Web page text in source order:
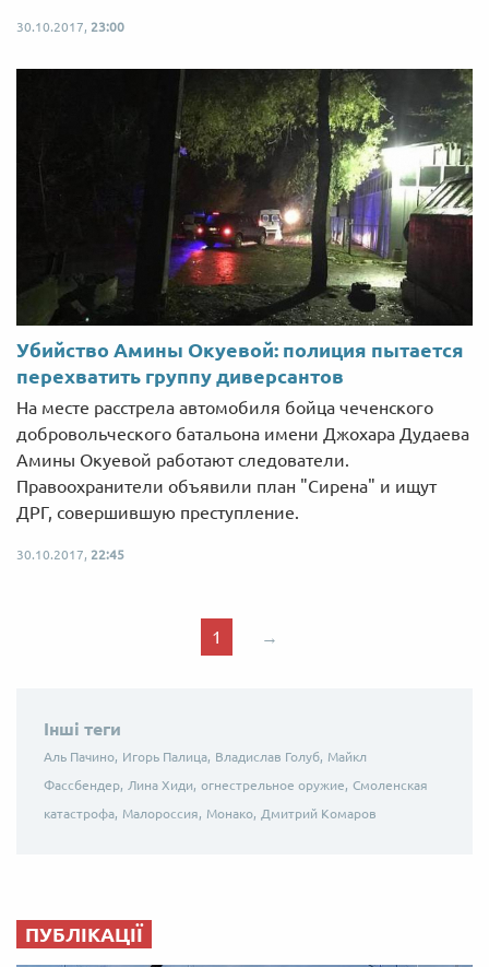
30.10.2017, 23:00
Убийство Амины Окуевой: полиция пытается
перехватить группу диверсантов
На месте расстрела автомобиля бойца чеченского
добровольческого батальона имени Джохара Дудаева
Амины Окуевой работают следователи.
Правоохранители объявили план "Сирена" и ищут
ДРГ, совершившую преступление.
30.10.2017, 22:45
1 →
Інші теги
Аль Пачино, Игорь Палица, Владислав Голуб, Майкл
Фассбендер, Лина Хиди, огнестрельное оружие, Смоленская
катастрофа, Малороссия, Монако, Дмитрий Комаров
ПУБЛІКАЦІЇ